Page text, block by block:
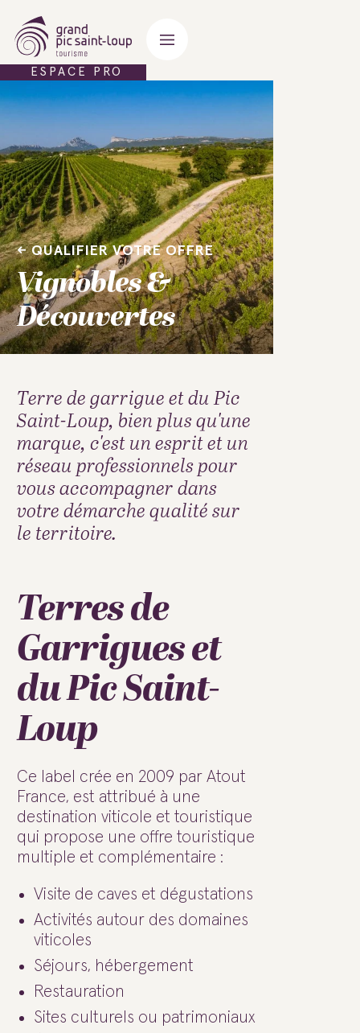
ESPACE PRO
QUALIFIER VOTRE OFFRE
Vignobles &
Découvertes
Terre de garrigue et du Pic
Saint-Loup, bien plus qu'une
marque, c'est un esprit et un
réseau professionnels pour
vous accompagner dans
votre démarche qualité sur
le territoire.
Terres de
Garrigues et
du Pic Saint-
Loup
Ce label crée en 2009 par Atout
France, est attribué à une
destination viticole et touristique
qui propose une offre touristique
multiple et complémentaire :
Visite de caves et dégustations
Activités autour des domaines
viticoles
Séjours, hébergement
Restauration
Sites culturels ou patrimoniaux